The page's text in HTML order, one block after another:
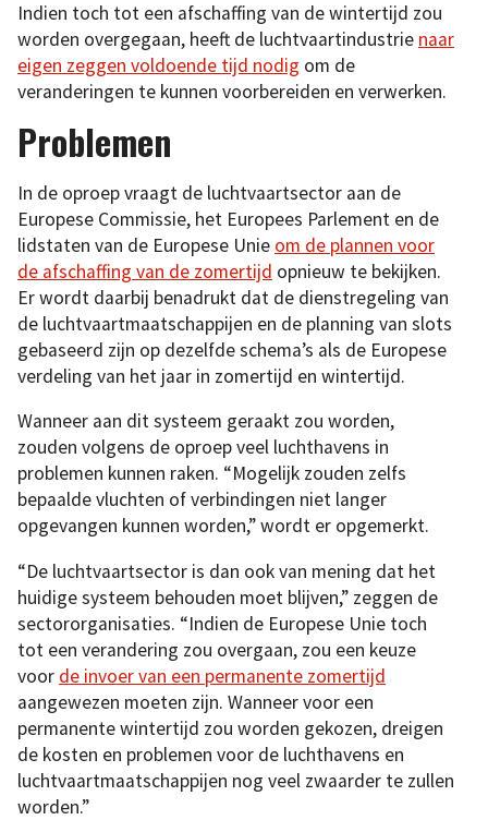
Indien toch tot een afschaffing van de wintertijd zou
worden overgegaan, heeft de luchtvaartindustrie naar
eigen zeggen voldoende tijd nodig om de
veranderingen te kunnen voorbereiden en verwerken.
Problemen
In de oproep vraagt de luchtvaartsector aan de
Europese Commissie, het Europees Parlement en de
lidstaten van de Europese Unie om de plannen voor
de afschaffing van de zomertijd opnieuw te bekijken.
Er wordt daarbij benadrukt dat de dienstregeling van
de luchtvaartmaatschappijen en de planning van slots
gebaseerd zijn op dezelfde schema’s als de Europese
verdeling van het jaar in zomertijd en wintertijd.
Wanneer aan dit systeem geraakt zou worden,
zouden volgens de oproep veel luchthavens in
problemen kunnen raken. “Mogelijk zouden zelfs
bepaalde vluchten of verbindingen niet langer
opgevangen kunnen worden,” wordt er opgemerkt.
“De luchtvaartsector is dan ook van mening dat het
huidige systeem behouden moet blijven,” zeggen de
sectororganisaties. “Indien de Europese Unie toch
tot een verandering zou overgaan, zou een keuze
voor de invoer van een permanente zomertijd
aangewezen moeten zijn. Wanneer voor een
permanente wintertijd zou worden gekozen, dreigen
de kosten en problemen voor de luchthavens en
luchtvaartmaatschappijen nog veel zwaarder te zullen
worden.”